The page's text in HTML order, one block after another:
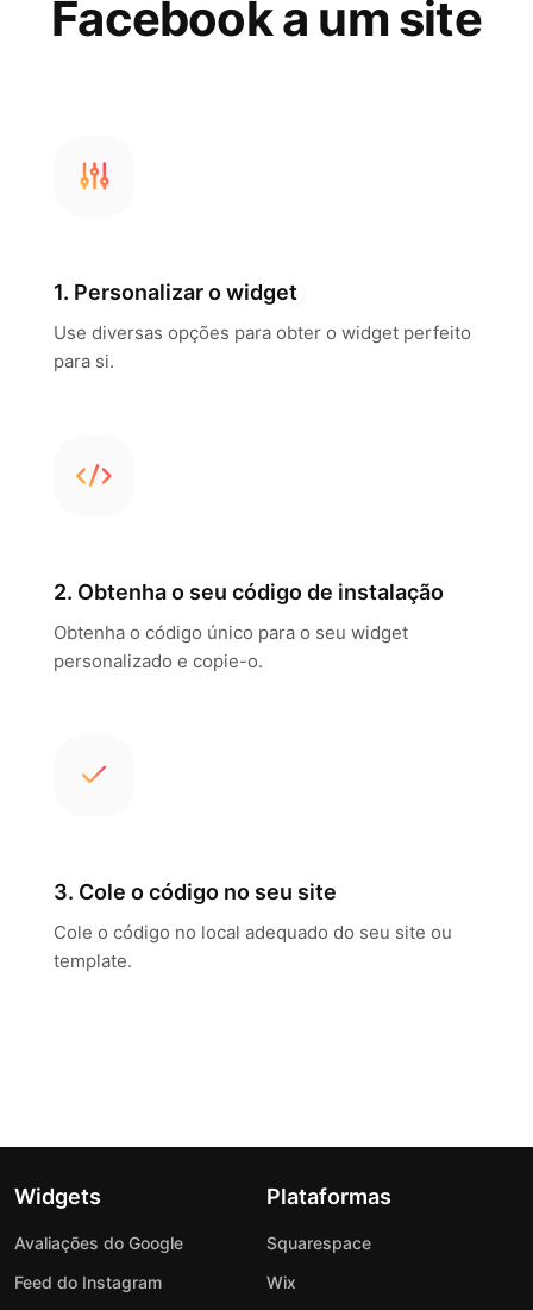
Facebook a um site
1. Personalizar o widget
Use diversas opções para obter o widget perfeito
para si.
2. Obtenha o seu código de instalação
Obtenha o código único para o seu widget
personalizado e copie-o.
3. Cole o código no seu site
Cole o código no local adequado do seu site ou
template.
Widgets
Avaliações do Google
Feed do Instagram
Plataformas
Squarespace
Wix